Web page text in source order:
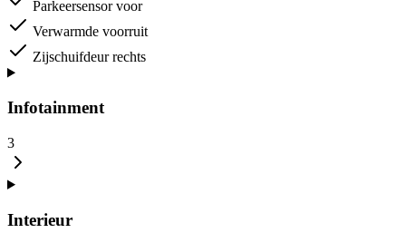
Parkeersensor voor
Verwarmde voorruit
Zijschuifdeur rechts
Infotainment
3
Interieur